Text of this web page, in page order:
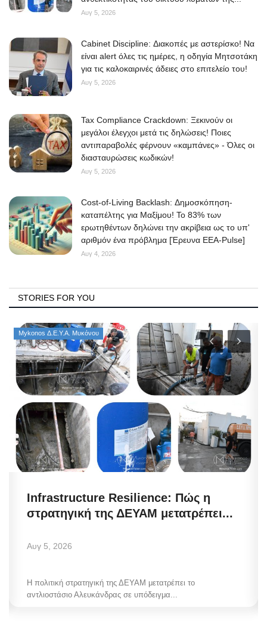
Αυγ 5, 2026
Cabinet Discipline: Διακοπές με αστερίσκο! Να
είναι alert όλες τις ημέρες, η οδηγία Μητσοτάκη
για τις καλοκαιρινές άδειες στο επιτελείο του!
Αυγ 5, 2026
Tax Compliance Crackdown: Ξεκινούν οι
μεγάλοι έλεγχοι μετά τις δηλώσεις! Ποιες
αντιπαραβολές φέρνουν «καμπάνες» - Όλες οι
διασταυρώσεις κωδικών!
Αυγ 5, 2026
Cost-of-Living Backlash: Δημοσκόπηση-
καταπέλτης για Μαξίμου! Το 83% των
ερωτηθέντων δηλώνει την ακρίβεια ως το υπ'
αριθμόν ένα πρόβλημα [Έρευνα ΕΕΑ-Pulse]
Αυγ 4, 2026
STORIES FOR YOU
Mykonos Δ.Ε.Υ.Α. Μυκόνου
Infrastructure Resilience: Πώς η
στρατηγική της ΔΕΥΑΜ μετατρέπει...
Αυγ 5, 2026
Η πολιτική στρατηγική της ΔΕΥΑΜ μετατρέπει το
αντλιοστάσιο Αλευκάνδρας σε υπόδειγμα...